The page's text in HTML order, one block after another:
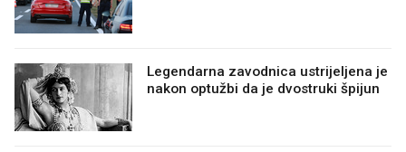
Legendarna zavodnica ustrijeljena je
nakon optužbi da je dvostruki špijun